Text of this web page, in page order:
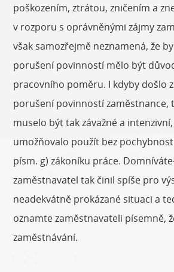
poškozením, ztrátou, zničením a
v rozporu s oprávněnými zájmy
však samozřejmě neznamená, že
porušení povinností mělo být
pracovního poměru. I kdyby došlo
porušení povinností zaměstnance,
muselo být tak závažné a
umožňovalo použít bez
písm. g) zákoníku práce.
zaměstnavatel tak činil spíše pro
neadekvátně prokázané situaci a
oznamte zaměstnavateli písemně,
zaměstnávání.